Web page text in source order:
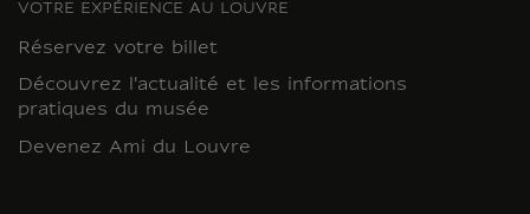
VOTRE EXPÉRIENCE AU LOUVRE
Réservez votre billet
Découvrez l'actualité et les informations
pratiques du musée
Devenez Ami du Louvre